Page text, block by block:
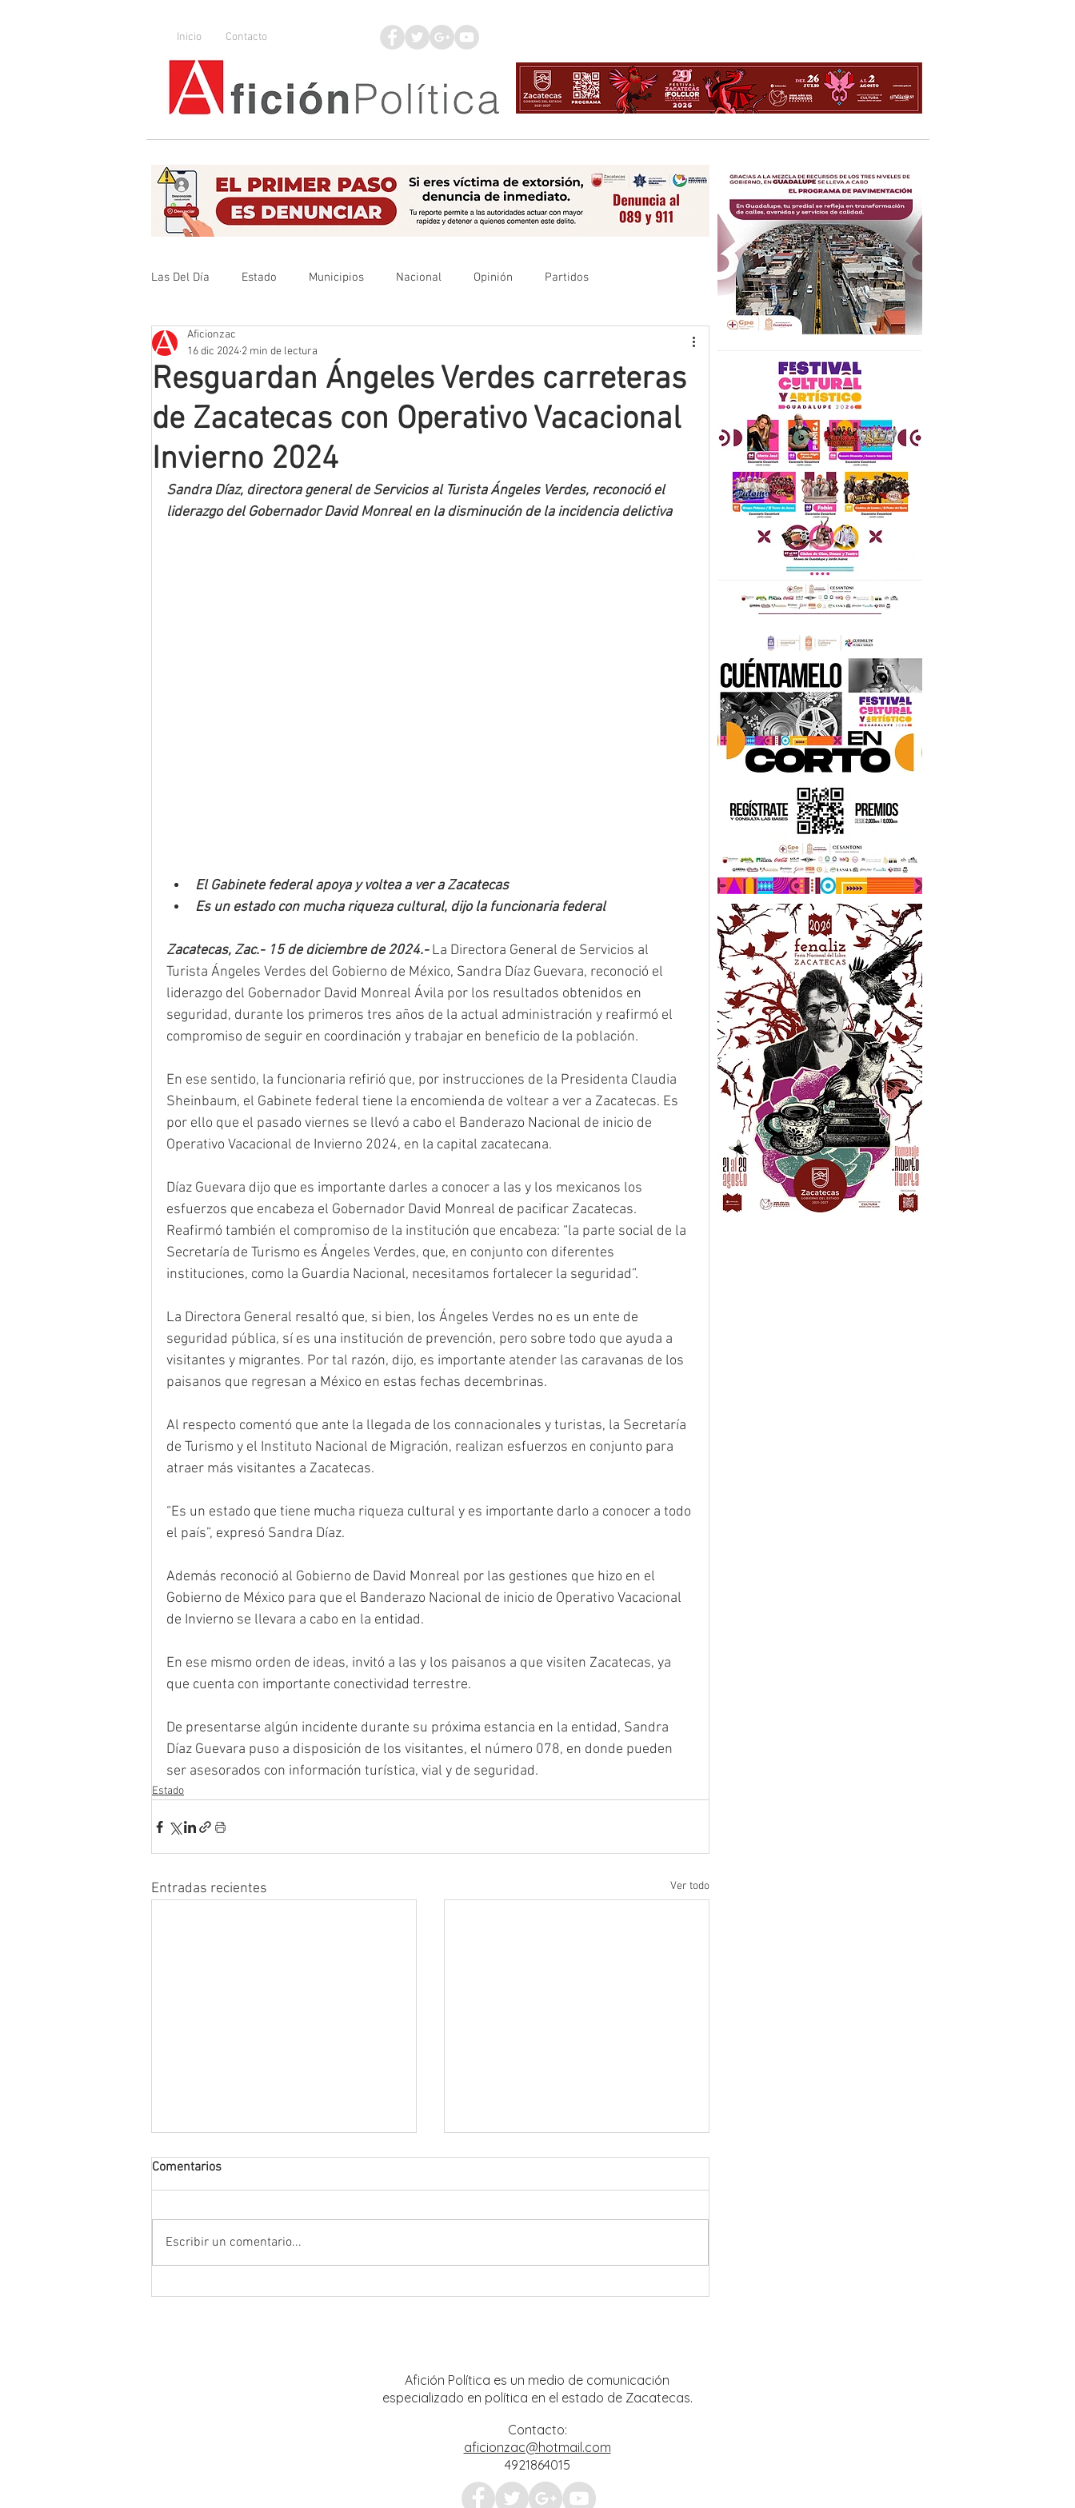
Inicio Contacto
Las Del Día Estado Municipios Nacional Opinión Partidos
Que no se olvide
Mineros LNBP
Resguardan Ángeles Verdes carreteras
de Zacatecas con Operativo Vacacional
Invierno 2024
Aficionzac
16 dic 2024 2 min de lectura
Sandra Díaz, directora general de Servicios al Turista Ángeles Verdes, reconoció el
liderazgo del Gobernador David Monreal en la disminución de la incidencia delictiva
El Gabinete federal apoya y voltea a ver a Zacatecas
Es un estado con mucha riqueza cultural, dijo la funcionaria federal
Zacatecas, Zac.- 15 de diciembre de 2024.- La Directora General de Servicios al
Turista Ángeles Verdes del Gobierno de México, Sandra Díaz Guevara, reconoció el
liderazgo del Gobernador David Monreal Ávila por los resultados obtenidos en
seguridad, durante los primeros tres años de la actual administración y reafirmó el
compromiso de seguir en coordinación y trabajar en beneficio de la población.
En ese sentido, la funcionaria refirió que, por instrucciones de la Presidenta Claudia
Sheinbaum, el Gabinete federal tiene la encomienda de voltear a ver a Zacatecas. Es
por ello que el pasado viernes se llevó a cabo el Banderazo Nacional de inicio de
Operativo Vacacional de Invierno 2024, en la capital zacatecana.
Díaz Guevara dijo que es importante darles a conocer a las y los mexicanos los
esfuerzos que encabeza el Gobernador David Monreal de pacificar Zacatecas.
Reafirmó también el compromiso de la institución que encabeza: “la parte social de la
Secretaría de Turismo es Ángeles Verdes, que, en conjunto con diferentes
instituciones, como la Guardia Nacional, necesitamos fortalecer la seguridad”.
La Directora General resaltó que, si bien, los Ángeles Verdes no es un ente de
seguridad pública, sí es una institución de prevención, pero sobre todo que ayuda a
visitantes y migrantes. Por tal razón, dijo, es importante atender las caravanas de los
paisanos que regresan a México en estas fechas decembrinas.
Al respecto comentó que ante la llegada de los connacionales y turistas, la Secretaría
de Turismo y el Instituto Nacional de Migración, realizan esfuerzos en conjunto para
atraer más visitantes a Zacatecas.
“Es un estado que tiene mucha riqueza cultural y es importante darlo a conocer a todo
el país”, expresó Sandra Díaz.
Además reconoció al Gobierno de David Monreal por las gestiones que hizo en el
Gobierno de México para que el Banderazo Nacional de inicio de Operativo Vacacional
de Invierno se llevara a cabo en la entidad.
En ese mismo orden de ideas, invitó a las y los paisanos a que visiten Zacatecas, ya
que cuenta con importante conectividad terrestre.
De presentarse algún incidente durante su próxima estancia en la entidad, Sandra
Díaz Guevara puso a disposición de los visitantes, el número 078, en donde pueden
ser asesorados con información turística, vial y de seguridad.
Estado
Entradas recientes Ver todo
julio
Comentarios
Escribir un comentario...
Afición Política es un medio de comunicación
especializado en política en el estado de Zacatecas.
Contacto:
aficionzac@hotmail.com
4921864015